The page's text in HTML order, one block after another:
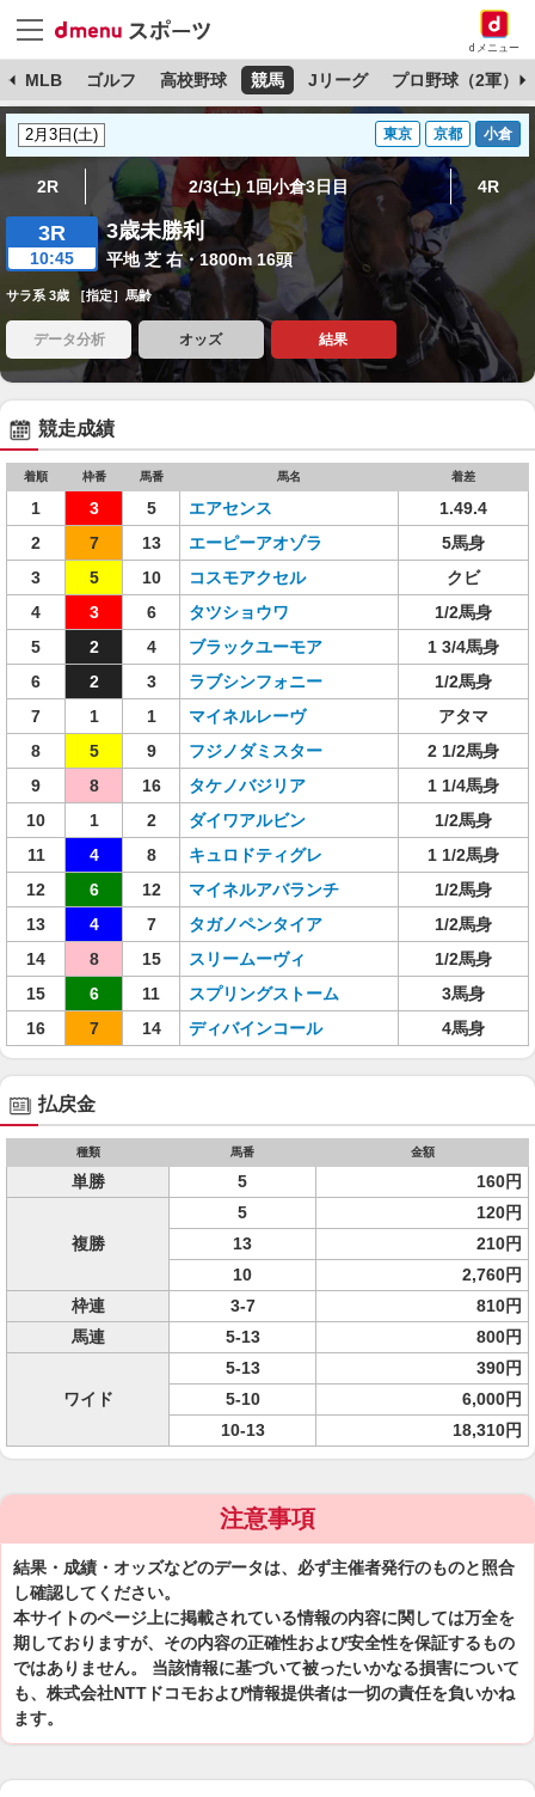
dメニュー
MLB ゴルフ 高校野球 競馬 Jリーグ プロ野球（2軍）
東京 京都 小倉
2R 2/3(土) 1回小倉3日目 4R
3R
10:45
3歳未勝利
平地 芝 右・1800m 16頭
サラ系 3歳 ［指定］馬齢
データ分析 オッズ 結果
競走成績
着順 枠番 馬番 馬名 着差
1 3 5 エアセンス
1.49.4
2
7 13 エーピーアオゾラ
5馬身
3
5 10 コスモアクセル
クビ
4
3 6 タツショウワ
1/2馬身
5
2 4 ブラックユーモア
1 3/4馬身
6
2 3 ラブシンフォニー
1/2馬身
7
1 1 マイネルレーヴ
アタマ
8
5 9 フジノダミスター
2 1/2馬身
9
8 16 タケノバジリア
1 1/4馬身
10
1 2 ダイワアルビン
1/2馬身
11
4 8 キュロドティグレ
1 1/2馬身
12
6 12 マイネルアバランチ
1/2馬身
13
4 7 タガノペンタイア
1/2馬身
14
8 15 スリームーヴィ
1/2馬身
15
6 11 スプリングストーム
3馬身
16
7 14 ディバインコール 4馬身
払戻金
種類 馬番 金額
単勝 5 160円
複勝
5
120円
13
210円
10
2,760円
枠連
3-7
810円
馬連
5-13 800円
ワイド
5-13
390円
5-10
6,000円
10-13
18,310円
注意事項
結果・成績・オッズなどのデータは、必ず主催者発行のものと照合
し確認してください。
本サイトのページ上に掲載されている情報の内容に関しては万全を
期しておりますが、その内容の正確性および安全性を保証するもの
ではありません。 当該情報に基づいて被ったいかなる損害について
も、株式会社NTTドコモおよび情報提供者は一切の責任を負いかね
ます。